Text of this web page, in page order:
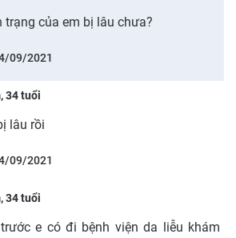
trạng của em bị lâu chưa?
09/2021
34 tuổi
lâu rồi
09/2021
34 tuổi
e có đi bệnh viện da liễu khám